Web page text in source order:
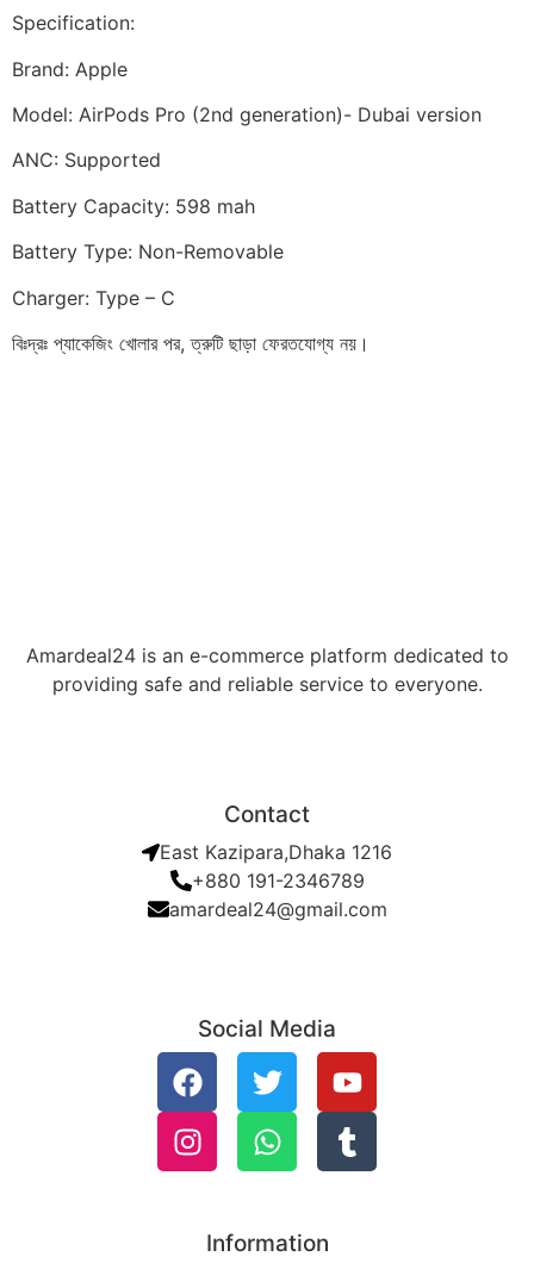
Specification:
Brand: Apple
Model: AirPods Pro (2nd generation)- Dubai version
ANC: Supported
Battery Capacity: 598 mah
Battery Type: Non-Removable
Charger: Type – C
বিঃদ্রঃ প্যাকেজিং খোলার পর, ত্রুটি ছাড়া ফেরতযোগ্য নয়।
Amardeal24 is an e-commerce platform dedicated to
providing safe and reliable service to everyone.
Contact
East Kazipara,Dhaka 1216
+880 191-2346789
amardeal24@gmail.com
Social Media
Information